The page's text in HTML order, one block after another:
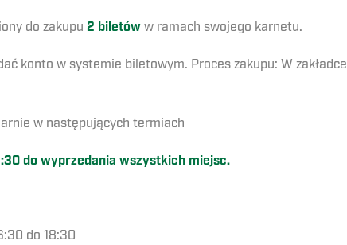
do zakupu 2 biletów w ramach swojego karnetu.
konto w systemie biletowym. Proces zakupu: W zakładce
w następujących termiach
do wyprzedania wszystkich miejsc.
do 18:30